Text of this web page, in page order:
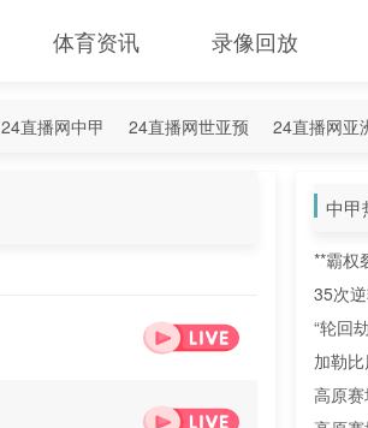
体育资讯 录像回放
24直播网中甲 24直播网世亚预 24直播网亚
中甲
**霸权
35次
“轮回
加勒
出线
高原